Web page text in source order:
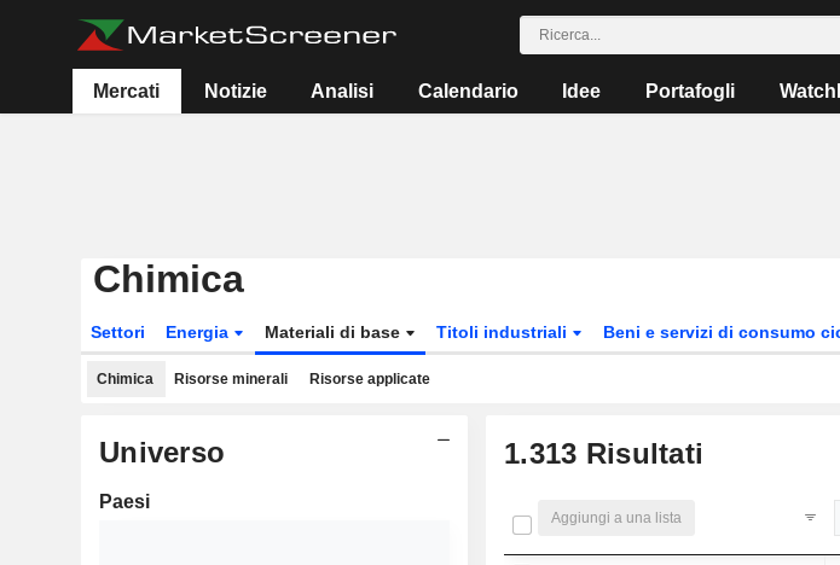
Mercati Notizie Analisi Calendario Idee Portafogli
Chimica
Settori Energia Materiali di base Titoli industriali Beni e servizi di consumo
Chimica Risorse minerali Risorse applicate
Universo
Paesi
1.313 Risultati
Aggiungi a una lista